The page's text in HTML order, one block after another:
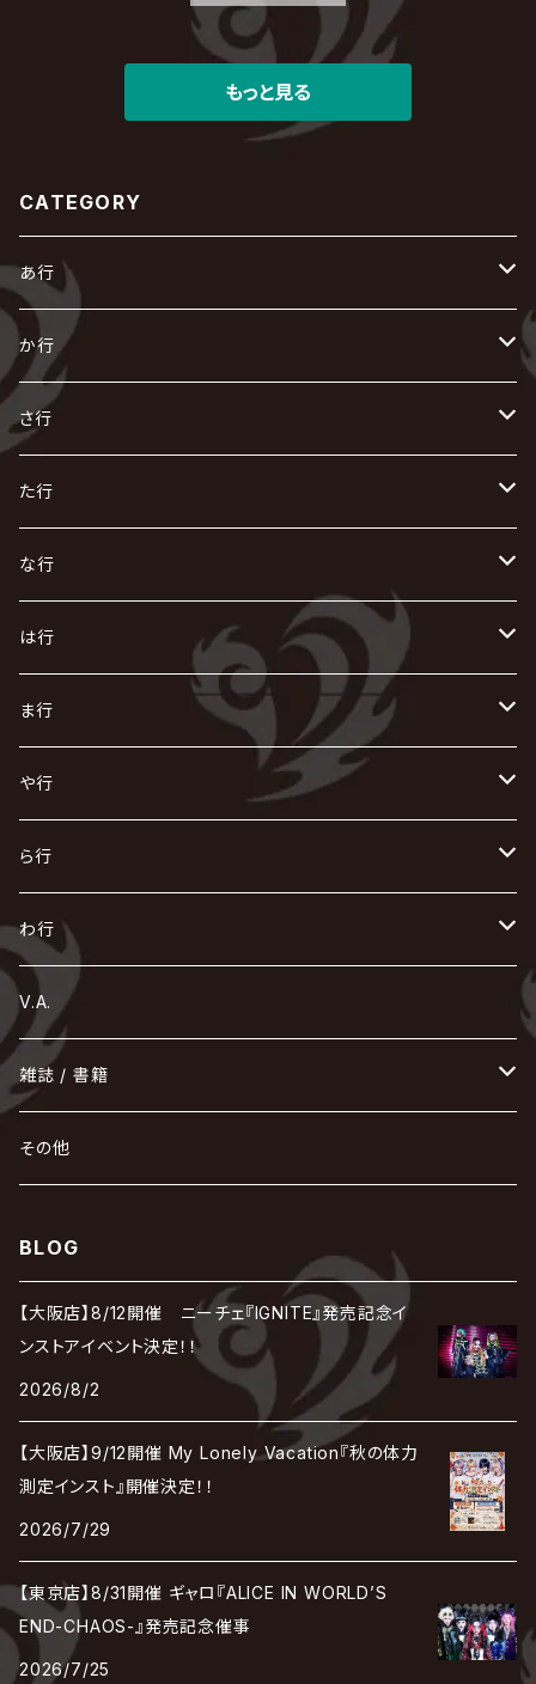
もっと見る
CATEGORY
あ行
あ
R指定
AIOLIN
Azavana
Acid Black Cherry
Ashmaze.
甘い暴力
天照
umbrella
い
IKUO
exist†trace
色々な十字架
168 / 葵-168-
う
VIRGE / ヴァージュ
Waive
え
ACE OF SPADES
X JAPAN
LSN / The LEGENDARY SIX NINE
お
AURORIZE
OFIAM
か行
か
怪人二十面奏
Kαin
the GazettE
GOTCHAROCKA
蛾と蝶
KAMIJO
cali≠gari
河村隆一
き
KISAKI
キズ
KIRITO / キリト
己龍
く
Crack6
グラビティ
GREN / グレン
黒夢
け
[ kei ] / 圭
仮病
こ
GOATBED
ゴールデンボンバー
CONTRASTZ
さ行
さ
ザアザア
The THIRTEEN
XANVALA
し
Zeke Deux
Z CLEAR
Sick²
ジグソウ
シド
JAKIGAN MEISTER
Chanty
Janne Da Arc
sugar
Jupiter
JILUKA
す
Z CLEAR
超ジャシー
sukekiyo
SCAPEGOAT
SPLENDID GOD GIRAFFE
SLAPSLY / CHIYU
せ
ゼラ
零[Hz]
そ
SOPHIA
ZOMBIE / ぞんび
た行
た
DASEIN
DAIGO
DADAROMA
逹瑯
DAVID / SUI / 縁
DARRELL
ち
CHAQLA.
つ
て
D
DIAURA
DaizyStripper
D'ESPAIRSRAY
DEXCORE
DEZERT
deadman
DEVILOOF
DuelJewel
D'ERLANGER
と
東京花嫁
Tourbillon
Dawnman
な行
な
NIGHTMARE
NAZARE
に
NiEL
NICOLAS
ぬ
nurié
ね
NETH PRIERE CAIN
NEVERLAND
の
NoGoD
NOCTURNAL BLOODLUST
は行
は
heidi.
H.U.G
BugLug
HAZUKI / 葉月
薔薇の宮殿
BAROQUE
ひ
HERO
美炎-BIEN-
vistlip
HIDE-ZOU
ふ
Far East Dizain
Fatüm
FANTASTIC◇CIRCUS
Blu-BiLLioN
BULL FIELD
BREAKERZ
BLAZE
へ
BabyKingdom
THE BEETHOVEN
The Benjamin
ほ
POIDOL
HOLLOWGRAM
ま行
ま
THE MICRO HEAD 4N'S
MAO / マオ from SID
マガツノート
machine
マツタケワークス
THE MADNA
MAMA.
まみれた / MAMIRETA
MALICE MIZER
み
未完成アリス
ミスイ
mitsu
む
MUCC / ムック
め
メトロノーム
MERRY / メリー
も
THE MORTAL
最上川司
や行
や
ヤミテラ / 外道反逆者ヤミテラ
ゆ
YUKIYA / 藤田幸也
ユナイト
よ
ら行
ら
rice
Rides In ReVellion
LAB.THE BASEMENT / ラボ ザ ベヰスメント
り
Leetspeak monsters
Ricky
LIBRAVEL / リブラヴェル
Lill
RE:INa
る
Ruiza
LUNA SEA
れ
the Raid.
REIGN
RAZOR
LSN / The LEGENDARY SIX NINE
Rorschach.inc
ロマン急行
わ行
わ
wyse
我が為
V.A.
雑誌 / 書籍
hévn
その他
BLOG
【大阪店】8/12開催 ニーチェ『IGNITE』発売記念イ
ンストアイベント決定！！
2026/8/2
【大阪店】9/12開催 My Lonely Vacation『秋の体力
測定インスト』開催決定！！
2026/7/29
【東京店】8/31開催 ギャロ『ALICE IN WORLD’S
END-CHAOS-』発売記念催事
2026/7/25